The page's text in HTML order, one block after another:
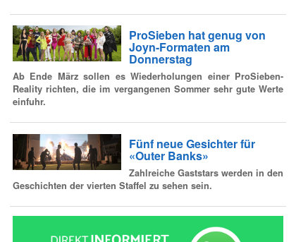
ProSieben hat genug von
Joyn-Formaten am
Donnerstag
Ab Ende März sollen es Wiederholungen einer ProSieben-
Reality richten, die im vergangenen Sommer sehr gute Werte
einfuhr.
Fünf neue Gesichter für
«Outer Banks»
Zahlreiche Gaststars werden in den
Geschichten der vierten Staffel zu sehen sein.